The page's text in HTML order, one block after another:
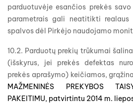
parduotuvėje esančios prekės
parametrais gali neatitikti
spalvos dėl Pirkėjo naudojamo
10.2. Parduotų prekių trūkumai
(išskyrus, jei prekės defektas
prekės aprašymo) keičiamos,
MAŽMENINĖS PREKYBOS
PAKEITIMU, patvirtintu 2014 m.